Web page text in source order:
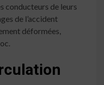
conducteurs de leurs
de l’accident
déformées,